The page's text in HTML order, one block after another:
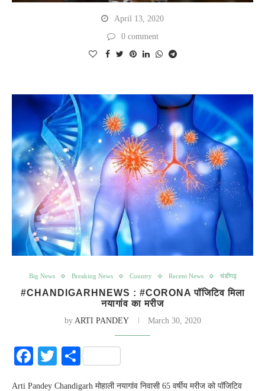
April 13, 2020
0 comment
Big News Breaking News Country Recent News चंडीगढ़
#CHANDIGARHNEWS : #CORONA पॉजिटिव मिला
नयागांव का मरीज
by ARTI PANDEY March 30, 2020
Facebook
Twitter
Share
Arti Pandey Chandigarh मोहाली नयागांव निवासी 65 वर्षीय मरीज को पॉजिटिव